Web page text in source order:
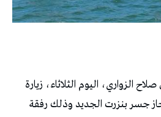
الزواري، اليوم الثلاثاء، زيارة
جسر بنزرت الجديد وذلك رفقة